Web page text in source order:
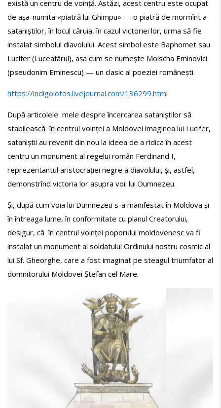
există un centru de voință. Astăzi, acest centru este ocupat
de așa-numita «piatră lui Ghimpu» — o piatră de mormînt a
sataniștilor, în locul căruia, în cazul victoriei lor, urma să fie
instalat simbolul diavolului. Acest simbol este Baphomet sau
Lucifer (Luceafărul), așa cum se numește Moischa Eminovici
(pseudonim Eminescu) — un clasic al poeziei românești.
https://indigolotos.livejournal.com/136299.html
După articolele mele despre încercarea sataniștilor să
stabilească în centrul voinței a Moldovei imaginea lui Lucifer,
sataniștii au revenit din nou la ideea de a ridica în acest
centru un monument al regelui român Ferdinand I,
reprezentantul aristocrației negre a diavolului, și, astfel,
demonstrînd victoria lor asupra voii lui Dumnezeu.
Și, după cum voia lui Dumnezeu s-a manifestat în Moldova și
în întreaga lume, în conformitate cu planul Creatorului,
desigur, că în centrul voinței poporului moldovenesc va fi
instalat un monument al soldatului Ordinului nostru cosmic al
lui Sf. Gheorghe, care a fost imaginat pe steagul triumfator al
domnitorului Moldovei Ștefan cel Mare.